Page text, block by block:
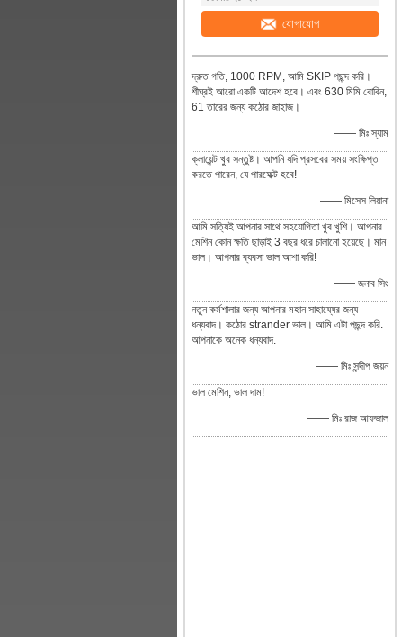
যোগাযোগ
দ্রুত গতি, 1000 RPM, আমি SKIP পছন্দ করি।
শীঘ্রই আরো একটি আদেশ হবে। এবং 630 মিমি বোবিন,
61 তারের জন্য কঠোর জাহাজ।
—— মিঃ স্যাম
ক্লায়েন্ট খুব সন্তুষ্ট। আপনি যদি প্রসবের সময় সংক্ষিপ্ত
করতে পারেন, যে পারফেক্ট হবে!
—— মিসেস লিয়ানা
আমি সত্যিই আপনার সাথে সহযোগিতা খুব খুশি। আপনার
মেশিন কোন ক্ষতি ছাড়াই 3 বছর ধরে চালানো হয়েছে। মান
ভাল। আপনার ব্যবসা ভাল আশা করি!
—— জনাব সিং
নতুন কর্মশালার জন্য আপনার মহান সাহায্যের জন্য
ধন্যবাদ। কঠোর strander ভাল। আমি এটা পছন্দ করি.
আপনাকে অনেক ধন্যবাদ.
—— মিঃ সন্দীপ জয়ন
ভাল মেশিন, ভাল দাম!
—— মিঃ রাজ আফজাল